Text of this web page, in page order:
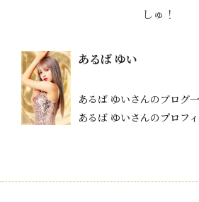
しゅ！
あるば ゆい
あるば ゆいさんのブログ
あるば ゆいさんのプロフ